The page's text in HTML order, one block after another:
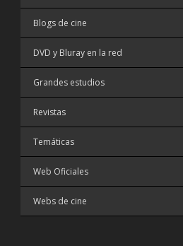
Blogs de cine
DVD y Bluray en la red
Grandes estudios
Revistas
Temáticas
Web Oficiales
Webs de cine